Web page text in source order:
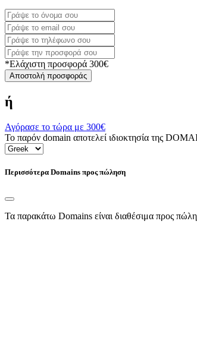
*Ελάχιστη προσφορά 300€
Αποστολή προσφοράς
ή
Αγόρασε το τώρα με 300€
Το παρόν domain αποτελεί ιδιοκτησία της
Περισσότερα Domains προς πώληση
Τα παρακάτω Domains είναι διαθέσιμα προς